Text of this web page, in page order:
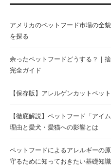
アメリカのペットフード市場の全
を探る
余ったペットフードどうする？｜
完全ガイド
【保存版】アレルゲンカットペッ
【徹底解説】ペットフード「アイ
理由と愛犬・愛猫への影響とは
ペットフードによるアレルギーの
守るために知っておきたい基礎知識